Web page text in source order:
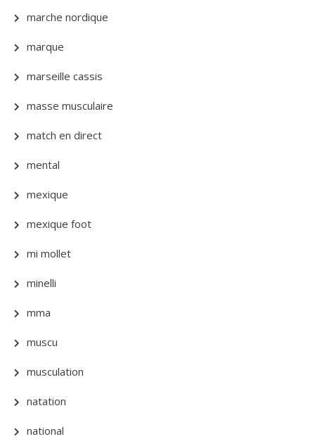
marche nordique
marque
marseille cassis
masse musculaire
match en direct
mental
mexique
mexique foot
mi mollet
minelli
mma
muscu
musculation
natation
national